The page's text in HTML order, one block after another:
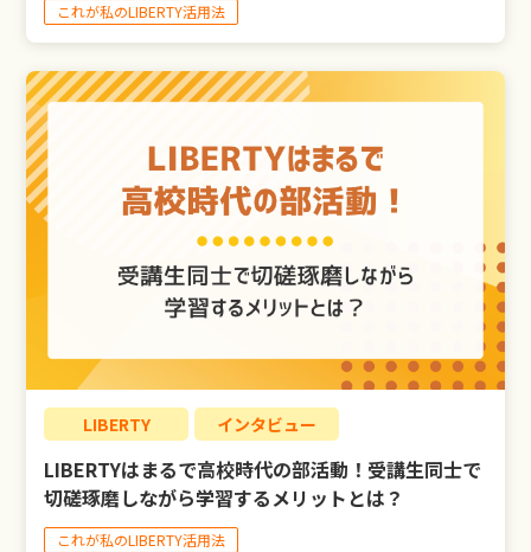
これが私のLIBERTY活用法
LIBERTY インタビュー
LIBERTYはまるで高校時代の部活動！受講生同士で
切磋琢磨しながら学習するメリットとは？
これが私のLIBERTY活用法